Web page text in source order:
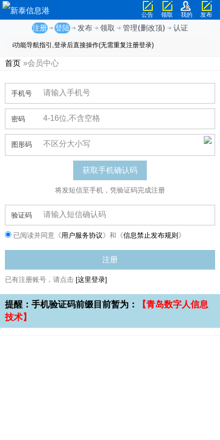
公告 领取 我的 发布
注册 ➜ 登陆 ➜ 发布 ➜ 领取 ➜ 管理(删改顶) ➜ 认证
ℹ️功能导航指引,登录后直接操作(无需重复注册登录)
首页 »会员中心
手机号
密码
图形码
将发短信至手机，凭验证码完成注册
验证码
已阅读并同意《用户服务协议》和《信息禁止发布规则 》
已有注册账号，请点击 [这里登录]
提醒：手机验证码前缀目前暂为：
【青岛数字人信息
技术】